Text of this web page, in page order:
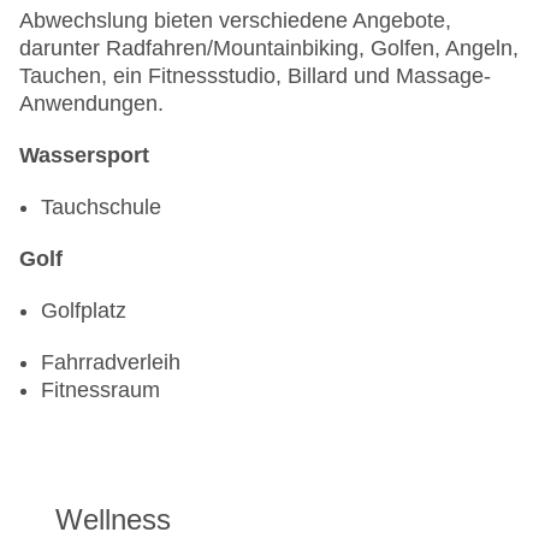
Abwechslung bieten verschiedene Angebote,
darunter Radfahren/Mountainbiking, Golfen, Angeln,
Tauchen, ein Fitnessstudio, Billard und Massage-
Anwendungen.
Wassersport
Tauchschule
Golf
Golfplatz
Fahrradverleih
Fitnessraum
Wellness